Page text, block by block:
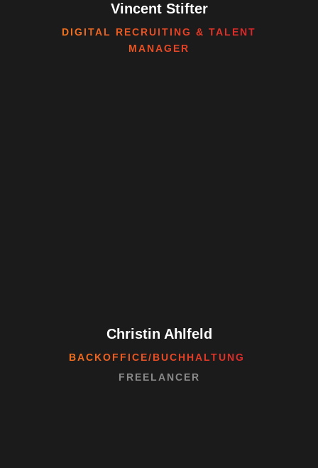
Vincent Stifter
DIGITAL RECRUITING & TALENT
MANAGER
Christin Ahlfeld
BACKOFFICE/BUCHHALTUNG
FREELANCER